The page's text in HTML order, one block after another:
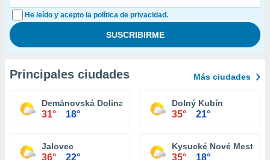
He leído y acepto la política de privacidad.
Principales ciudades Más ciudades
Demänovská Dolina
31° 18°
Dolný Kubín
35° 21°
Jalovec
36° 22°
Kysucké Nové Mesto
35° 18°